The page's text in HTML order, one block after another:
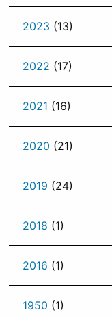
2023 (13)
2022 (17)
2021 (16)
2020 (21)
2019 (24)
2018 (1)
2016 (1)
1950 (1)